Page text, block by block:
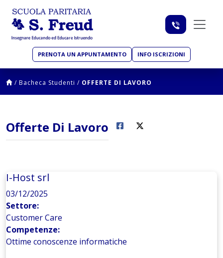
PRENOTA UN APPUNTAMENTO INFO ISCRIZIONI
/ Bacheca Studenti / OFFERTE DI LAVORO
Offerte Di Lavoro
I-Host srl
03/12/2025
Settore:
Customer Care
Competenze:
Ottime conoscenze informatiche